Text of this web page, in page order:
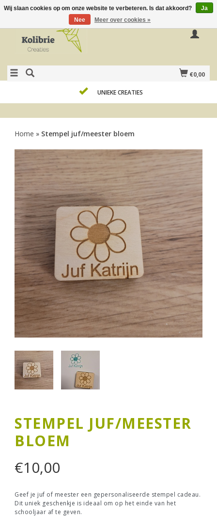
€0,00
UNIEKE CREATIES
Home » Stempel juf/meester bloem
STEMPEL JUF/MEESTER
BLOEM
€10,00
Geef je juf of meester een gepersonaliseerde stempel cadeau.
Dit uniek geschenkje is ideaal om op het einde van het
schooljaar af te geven.
Wij slaan cookies op om onze website te verbeteren. Is dat akkoord?
Ja
Nee
Meer over cookies »